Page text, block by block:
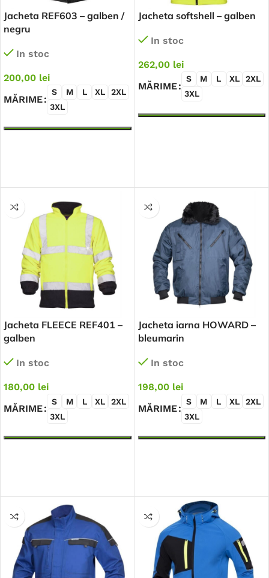
Jacheta REF603 – galben /
negru
In stoc
200,00 lei
MĂRIME
S M L XL
2XL
3XL
Jacheta softshell – galben
In stoc
262,00 lei
MĂRIME
S M L XL
2XL
3XL
Jacheta FLEECE REF401 –
galben
In stoc
180,00 lei
MĂRIME
S M L XL
2XL
3XL
Jacheta iarna HOWARD –
bleumarin
In stoc
198,00 lei
MĂRIME
S M L XL
2XL
3XL